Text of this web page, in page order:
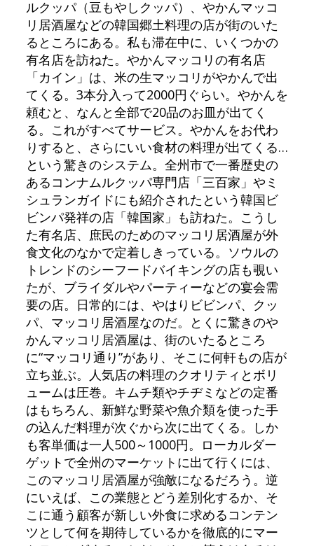
ルクッパ（豆もやしクッパ）、やかんマッコ
リ居酒屋などの韓国郷土料理の店が街のいた
るところにある。私も滞在中に、いくつかの
有名店を訪ねた。やかんマッコリの有名店
「カイン」は、米の生マッコリがやかんで出
てくる。3本分入って2000円ぐらい。やかんを
頼むと、なんと全部で20品のお皿が出てく
る。これがすべてサービス。やかんをお代わ
りすると、さらにいい食材の料理が出てくる…
という驚きのシステム。全州市で一番歴史の
あるコンナムルクッパ専門店「三百家」やミ
シュランガイドにも紹介されたという韓国ビ
ビンパ発祥の店「韓国家」も訪ねた。こうし
た有名店、庶民のためのマッコリ居酒屋が外
食文化のなかで定着しきっている。ソウルの
トレンドのシーフードバイキングの店も覗い
たが、ブライダルやパーティーなどの宴会需
要の店。日常的には、やはりビビンパ、クッ
パ、マッコリ居酒屋なのだ。とくに驚きのや
かんマッコリ居酒屋は、街のいたるところ
に“マッコリ通り”があり、そこに何軒もの店が
立ち並ぶ。人気店の料理のクオリティとボリ
ュームは圧巻。キムチ類やチヂミなどの定番
はもちろん、新鮮な野菜や魚介類を使った手
の込んだ料理が次ぐから次に出てくる。しか
も客単価は一人500～1000円。ローカルダー
ゲットで全州のマーケットに出て行くには、
このマッコリ居酒屋が強敵になるだろう。逆
にいえば、この業態とどう差別化するか、そ
こに通う顧客が新しい外食に求めるコンテン
ツとして何を期待しているかを徹底的にマー